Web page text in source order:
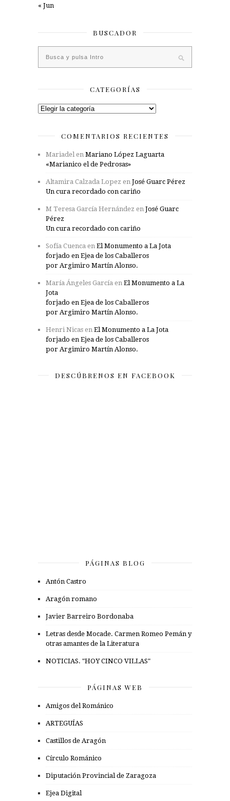
« Jun
BUSCADOR
CATEGORÍAS
Categorías
COMENTARIOS RECIENTES
Mariadel en Mariano López Laguarta
«Marianico el de Pedrosas»
Altamira Calzada Lopez en José Guarc Pérez
Un cura recordado con cariño
M Teresa García Hernández en José Guarc
Pérez
Un cura recordado con cariño
Sofía Cuenca en El Monumento a La Jota
forjado en Ejea de los Caballeros
por Argimiro Martín Alonso.
María Ángeles García en El Monumento a La
Jota
forjado en Ejea de los Caballeros
por Argimiro Martín Alonso.
Henri Nicas en El Monumento a La Jota
forjado en Ejea de los Caballeros
por Argimiro Martín Alonso.
DESCÚBRENOS EN FACEBOOK
PÁGINAS BLOG
Antón Castro
Aragón romano
Javier Barreiro Bordonaba
Letras desde Mocade. Carmen Romeo Pemán y
otras amantes de la Literatura
NOTICIAS. "HOY CINCO VILLAS"
PÁGINAS WEB
Amigos del Románico
ARTEGUÍAS
Castillos de Aragón
Círculo Románico
Diputación Provincial de Zaragoza
Ejea Digital